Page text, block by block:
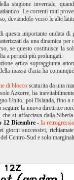
stagione invernale,
Le correnti miti
deviandolo verso le alte
questa importante ondata
da una dinamica
se questo costituisce la
a periodi più prolungati.
artica sopraggiunta
massa d'aria ha
di blocco scaturita da una
Azzorre, ha inevitabilmente
Unito, poi l'Islanda, fino a
la nuova direttrice
si affacciava dalla
12 Dicembre- la
giorni successivi,
Centro-Sud e solo